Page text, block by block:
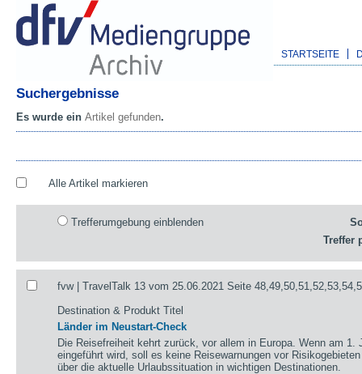
STARTSEITE
Suchergebnisse
Es wurde ein Artikel gefunden.
Alle Artikel markieren
Trefferumgebung einblenden
Treffer
fvw | TravelTalk 13 vom 25.06.2021 Seite
Destination & Produkt Titel
Länder im Neustart-Check
Die Reisefreiheit kehrt zurück, vor allem in Europa. Wenn am 1.
eingeführt wird, soll es keine Reisewarnungen vor
über die aktuelle Urlaubssituation in wichtigen Destinationen.